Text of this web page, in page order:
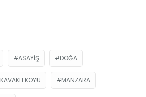
ASAYIŞ DOĞA
KAVAKLI KÖYÜ MANZARA